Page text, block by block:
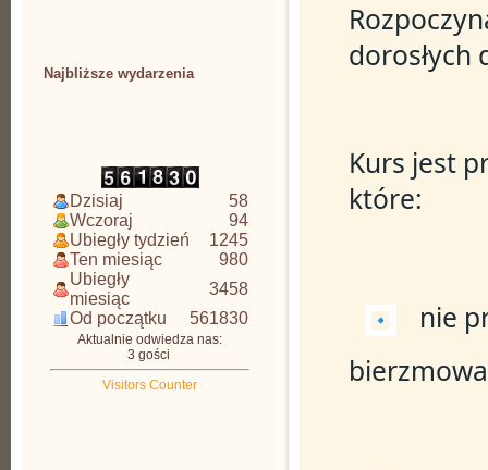
Najbliższe wydarzenia
Dzisiaj
58
Wczoraj
94
Ubiegły tydzień
1245
Ten miesiąc
980
Ubiegły
miesiąc
3458
Od początku
561830
Aktualnie odwiedza nas:
3 gości
Visitors Counter
Kurs jest
które:
nie